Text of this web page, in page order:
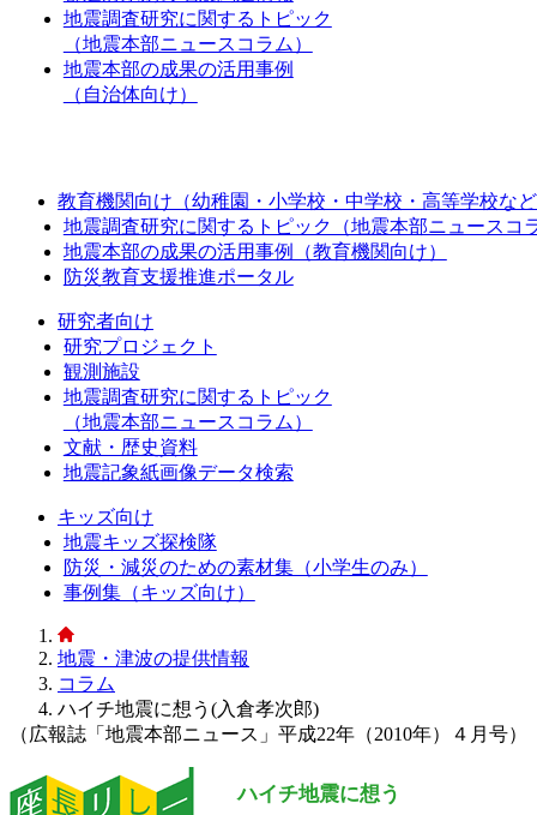
地震調査研究に関するトピック
（地震本部ニュースコラム）
地震本部の成果の活用事例
（自治体向け）
教育機関向け（幼稚園・小学校・中学校・高等学校な
地震調査研究に関するトピック（地震本部ニュースコ
地震本部の成果の活用事例（教育機関向け）
防災教育支援推進ポータル
研究者向け
研究プロジェクト
観測施設
地震調査研究に関するトピック
（地震本部ニュースコラム）
文献・歴史資料
地震記象紙画像データ検索
キッズ向け
地震キッズ探検隊
防災・減災のための素材集（小学生のみ）
事例集（キッズ向け）
地震・津波の提供情報
コラム
ハイチ地震に想う(入倉孝次郎)
（広報誌「地震本部ニュース」平成22年（2010年）４月号）
ハイチ地震に想う